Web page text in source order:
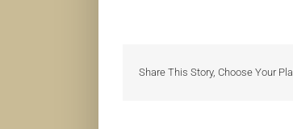
Share This Story, Choose Your